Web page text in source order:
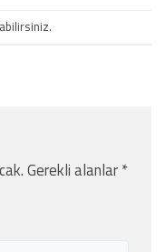
Gerekli alanlar*